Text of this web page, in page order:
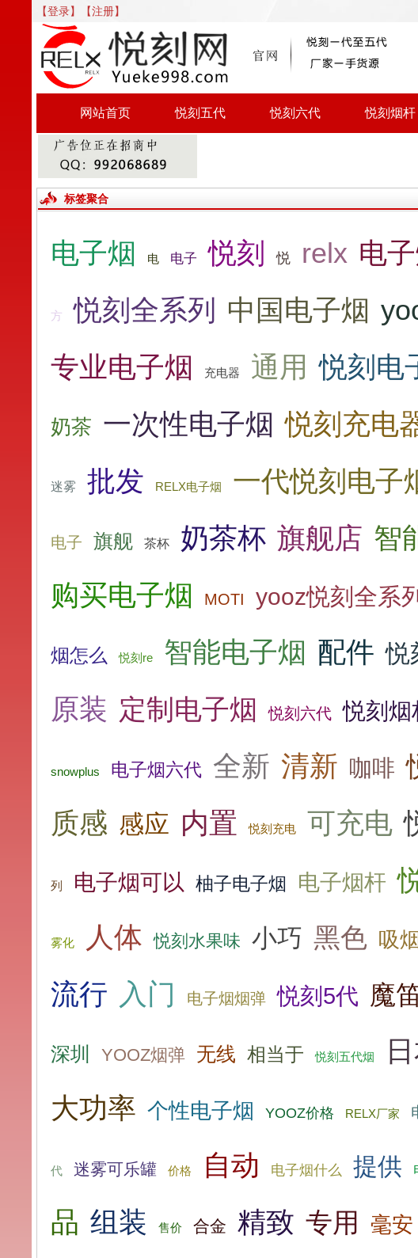
【登录】 【注册】
网站首页 悦刻五代 悦刻六代 悦刻烟杆
标签聚合
电子烟 电 电子 悦刻 悦 relx 电
方 悦刻全系列 中国电子烟
专业电子烟 充电器 通用 悦刻电
奶茶 一次性电子烟 悦刻充电
迷雾 批发 RELX电子烟 一代悦刻电子
电子 旗舰 茶杯 奶茶杯 旗舰店 智
购买电子烟
MOTI yooz悦刻全系列
烟怎么 悦刻re 智能电子烟 配件 悦
原装 定制电子烟 悦刻六代 悦刻烟
snowplus 电子烟六代 全新 清新 咖啡
质感 感应 内置 悦刻充电 可充电
列 电子烟可以 柚子电子烟 电子烟杆
雾化 人体 悦刻水果味 小巧 黑色 吸
流行 入门 电子烟烟弹 悦刻5代 魔
深圳 YOOZ烟弹 无线 相当于 悦刻五代烟
大功率 个性电子烟 YOOZ价格 RELX厂家
代 迷雾可乐罐 价格 自动 电子烟什么 提供
品 组装 售价 合金 精致 专用 毫安